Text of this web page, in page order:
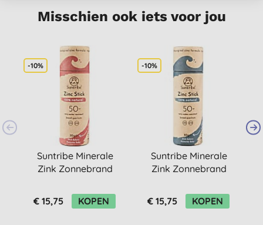
Misschien ook iets voor jou
-10%
Suntribe Minerale
Zink Zonnebrand
Pink
€ 15,75 KOPEN
-10%
Suntribe Minerale
Zink Zonnebrand
Blauw
€ 15,75 KOPEN